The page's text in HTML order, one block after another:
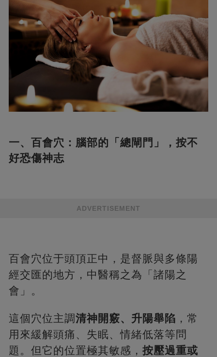
一、百會穴：腦部的「總閘門」，按不
好恐傷神志
ADVERTISEMENT
百會穴位于頭頂正中，是督脈與多條陽
經交匯的地方，中醫稱之為「諸陽之
會」。
這個穴位主調清神開竅、升陽舉陷 ，常
用來緩解頭痛、失眠、情緒低落等問
題。但它的位置極其敏感， 按壓過重或